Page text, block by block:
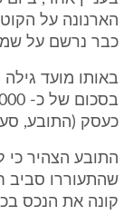
הארנונה על
כבר נרשם על שמו
באותו מועד
כעסק (התובע, סעי ף17
התובע הצהיר כי
שהתעוררו סביב
קונה את הנכס